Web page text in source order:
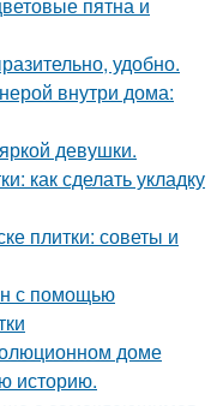
пятна и
удобно.
внутри дома:
девушки.
как сделать укладку
плитки: советы и
с помощью
доме
историю.